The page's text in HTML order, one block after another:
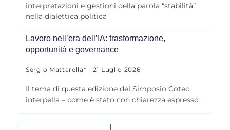
interpretazioni e gestioni della parola “stabilità”
nella dialettica politica
Lavoro nell’era dell’IA: trasformazione,
opportunità e governance
Sergio Mattarella* 21 Luglio 2026
Il tema di questa edizione del Simposio Cotec
interpella – come è stato con chiarezza espresso